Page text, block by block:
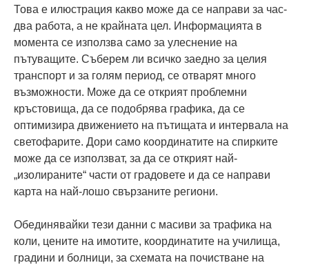
Това е илюстрация какво може да се направи за час-
два работа, а не крайната цел. Информацията в
момента се използва само за улеснение на
пътуващите. Съберем ли всичко заедно за целия
транспорт и за голям период, се отварят много
възможности. Може да се открият проблемни
кръстовища, да се подобрява графика, да се
оптимизира движението на пътищата и интервала на
светофарите. Дори само координатите на спирките
може да се използват, за да се открият най-
„изолираните“ части от градовете и да се направи
карта на най-лошо свързаните региони.
Обединявайки тези данни с масиви за трафика на
коли, цените на имотите, координатите на училища,
градини и болници, за схемата на почистване на